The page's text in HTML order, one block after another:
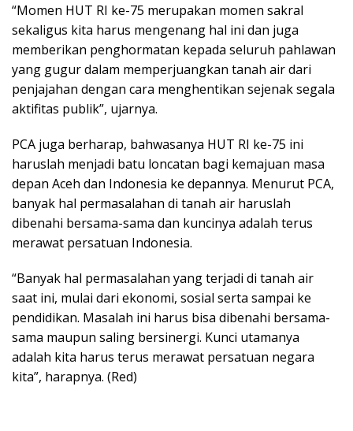
“Momen HUT RI ke-75 merupakan momen sakral
sekaligus kita harus mengenang hal ini dan juga
memberikan penghormatan kepada seluruh pahlawan
yang gugur dalam memperjuangkan tanah air dari
penjajahan dengan cara menghentikan sejenak segala
aktifitas publik”, ujarnya.
PCA juga berharap, bahwasanya HUT RI ke-75 ini
haruslah menjadi batu loncatan bagi kemajuan masa
depan Aceh dan Indonesia ke depannya. Menurut PCA,
banyak hal permasalahan di tanah air haruslah
dibenahi bersama-sama dan kuncinya adalah terus
merawat persatuan Indonesia.
“Banyak hal permasalahan yang terjadi di tanah air
saat ini, mulai dari ekonomi, sosial serta sampai ke
pendidikan. Masalah ini harus bisa dibenahi bersama-
sama maupun saling bersinergi. Kunci utamanya
adalah kita harus terus merawat persatuan negara
kita”, harapnya. (Red)